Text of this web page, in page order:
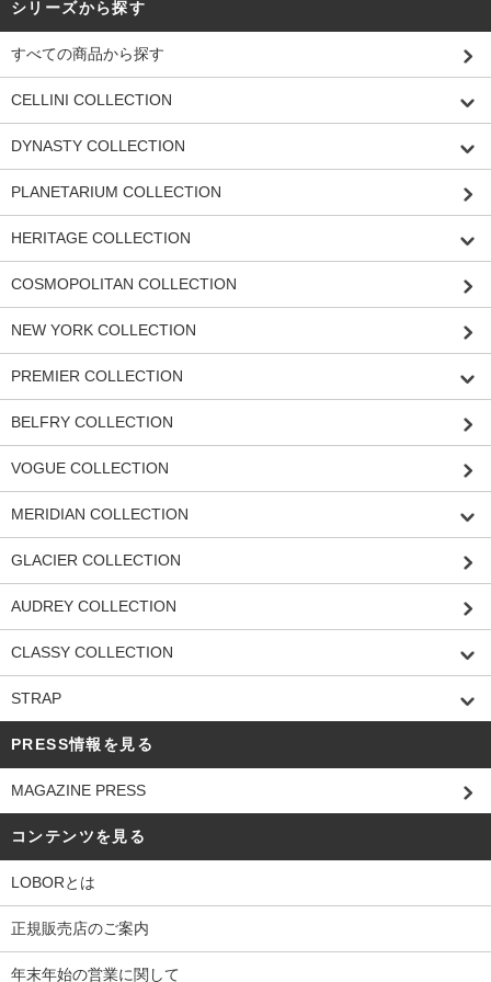
シリーズから探す
すべての商品から探す
CELLINI COLLECTION
DYNASTY COLLECTION
PLANETARIUM COLLECTION
HERITAGE COLLECTION
COSMOPOLITAN COLLECTION
NEW YORK COLLECTION
PREMIER COLLECTION
BELFRY COLLECTION
VOGUE COLLECTION
MERIDIAN COLLECTION
GLACIER COLLECTION
AUDREY COLLECTION
CLASSY COLLECTION
STRAP
PRESS情報を見る
MAGAZINE PRESS
コンテンツを見る
LOBORとは
正規販売店のご案内
年末年始の営業に関して